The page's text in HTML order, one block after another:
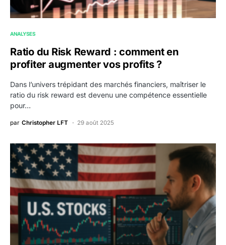
ANALYSES
Ratio du Risk Reward : comment en
profiter augmenter vos profits ?
Dans l’univers trépidant des marchés financiers, maîtriser le
ratio du risk reward est devenu une compétence essentielle
pour…
par Christopher LFT 29 août 2025